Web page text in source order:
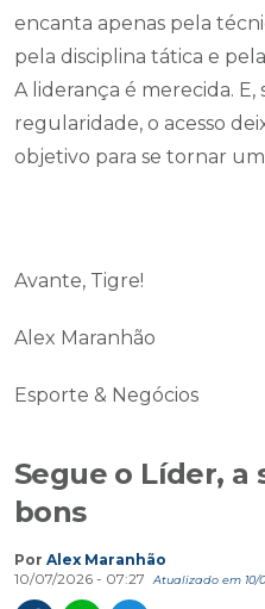
encanta apenas pela
pela disciplina tática e
A liderança é merecida.
regularidade, o acesso
objetivo para se tornar
Avante, Tigre!
Alex Maranhão
Esporte & Negócios
Segue o Líder, a
bons
Por Alex Maranhão
10/07/2026 - 07:27
Atualizado em 10/